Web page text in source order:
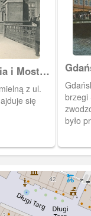
i Most
z ul.
się
brzegi
było
W XX
linia